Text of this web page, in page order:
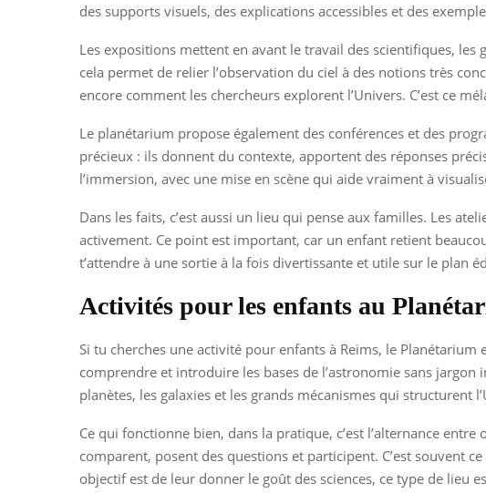
des supports visuels, des explications accessibles et des
Les expositions mettent en avant le travail des scientifiques, les
cela permet de relier l’observation du ciel à des notions très
encore comment les chercheurs explorent l’Univers. C’est ce
Le planétarium propose également des conférences et des
précieux : ils donnent du contexte, apportent des réponses
l’immersion, avec une mise en scène qui aide vraiment à
Dans les faits, c’est aussi un lieu qui pense aux familles. Les
activement. Ce point est important, car un enfant retient
t’attendre à une sortie à la fois divertissante et utile sur le plan
Activités pour les enfants au
Si tu cherches une activité pour enfants à Reims, le
comprendre et introduire les bases de l’astronomie sans
planètes, les galaxies et les grands mécanismes qui structurent
Ce qui fonctionne bien, dans la pratique, c’est l’alternance
comparent, posent des questions et participent. C’est souvent
objectif est de leur donner le goût des sciences, ce type de lieu